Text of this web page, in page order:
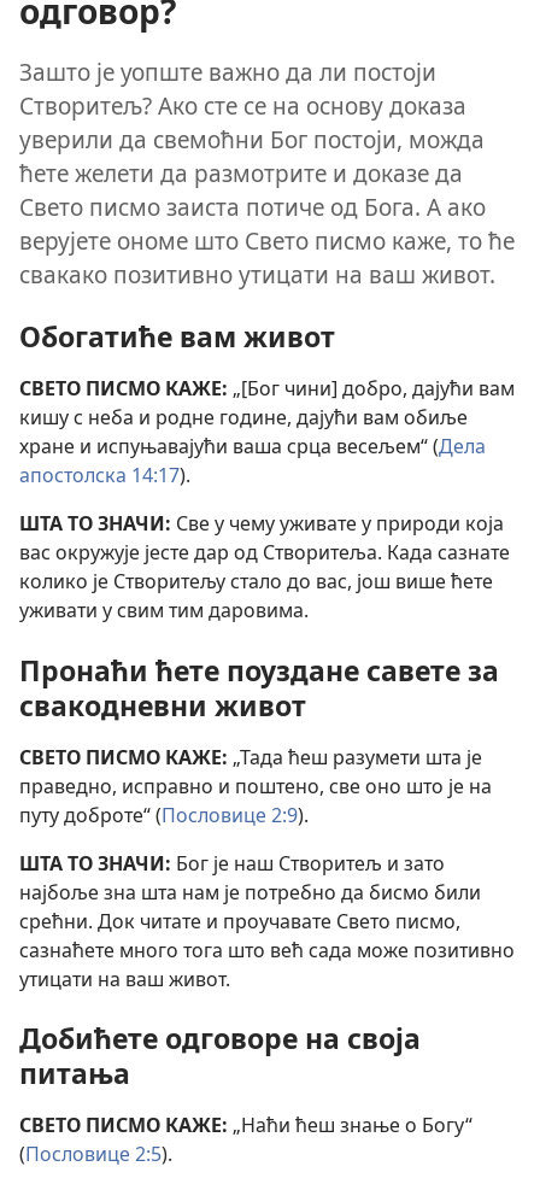
одговор?
Зашто је уопште важно да ли постоји
Створитељ? Ако сте се на основу доказа
уверили да свемоћни Бог постоји, можда
ћете желети да размотрите и доказе да
Свето писмо заиста потиче од Бога. А ако
верујете ономе што Свето писмо каже, то ће
свакако позитивно утицати на ваш живот.
Обогатиће вам живот
СВЕТО ПИСМО КАЖЕ: „[Бог чини] добро, дајући вам
кишу с неба и родне године, дајући вам обиље
хране и испуњавајући ваша срца весељем“ (Дела
апостолска 14:17).
ШТА ТО ЗНАЧИ: Све у чему уживате у природи која
вас окружује јесте дар од Створитеља. Када сазнате
колико је Створитељу стало до вас, још више ћете
уживати у свим тим даровима.
Пронаћи ћете поуздане савете за
свакодневни живот
СВЕТО ПИСМО КАЖЕ: „Тада ћеш разумети шта је
праведно, исправно и поштено, све оно што је на
путу доброте“ (Пословице 2:9).
ШТА ТО ЗНАЧИ: Бог је наш Створитељ и зато
најбоље зна шта нам је потребно да бисмо били
срећни. Док читате и проучавате Свето писмо,
сазнаћете много тога што већ сада може позитивно
утицати на ваш живот.
Добићете одговоре на своја
питања
СВЕТО ПИСМО КАЖЕ: „Наћи ћеш знање о Богу“
(Пословице 2:5).